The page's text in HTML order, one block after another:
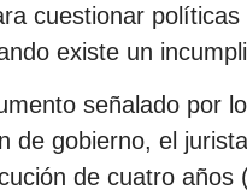
cuestionar
existe un
señalado por
de gobierno, el
de cuatro